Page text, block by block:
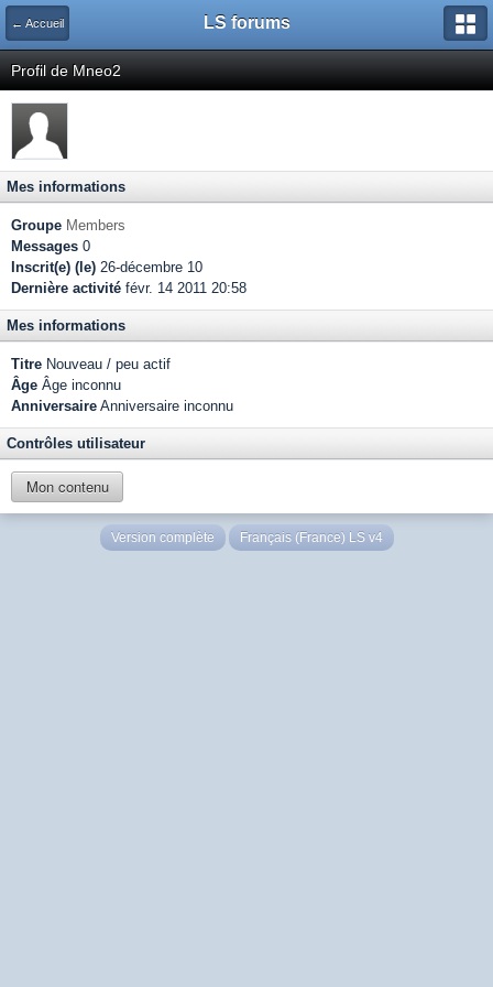
← Accueil LS forums
Profil de Mneo2
Mes informations
Groupe Members
Messages 0
Inscrit(e) (le) 26-décembre 10
Dernière activité févr. 14 2011 20:58
Mes informations
Titre Nouveau / peu actif
Âge Âge inconnu
Anniversaire Anniversaire inconnu
Contrôles utilisateur
Mon contenu
Version complète Français (France) LS v4